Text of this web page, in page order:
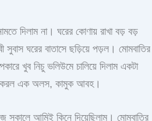
দিলাম না। ঘরের কোণায় রাখা বড় বড়
সুবাস ঘরের বাতাসে ছড়িয়ে পড়ল। মোমবাতির
খুব নিচু ভলিউমে চালিয়ে দিলাম একটা
করল এক অলস, কামুক আবহ।
আমিই কিনে দিয়েছিলাম। মোমবাতির